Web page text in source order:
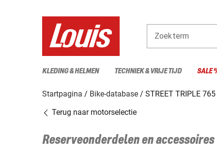
Zoekterm
KLEDING & HELMEN TECHNIEK & VRIJE TIJD SALE
Startpagina Bike-database
STREET TRIPLE
Terug naar motorselectie
Reserveonderdelen en